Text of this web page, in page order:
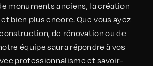
monuments anciens, la création
bien plus encore. Que vous ayez
de rénovation ou de
équipe saura répondre à vos
professionnalisme et savoir-